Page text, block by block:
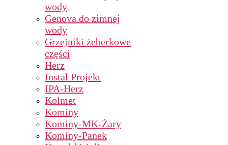
wody
Genova do zimnej
wody
Grzejniki żeberkowe
części
Herz
Instal Projekt
IPA-Herz
Kolmet
Kominy
Kominy-MK-Żary
Kominy-Panek